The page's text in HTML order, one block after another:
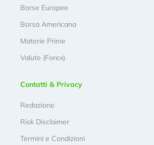
Borse Europee
Borsa Americana
Materie Prime
Valute (Forex)
Contatti & Privacy
Redazione
Risk Disclaimer
Termini e Condizioni